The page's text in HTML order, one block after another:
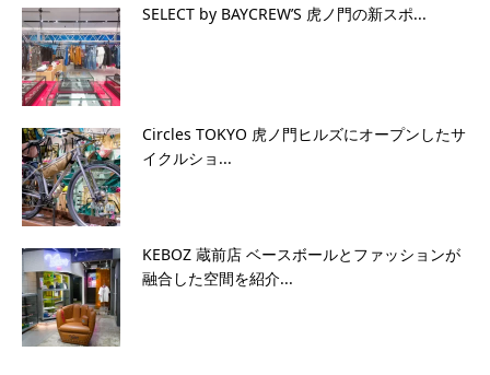
SELECT by BAYCREW’S 虎ノ門の新スポ...
Circles TOKYO 虎ノ門ヒルズにオープンしたサ
イクルショ...
KEBOZ 蔵前店 ベースボールとファッションが
融合した空間を紹介...